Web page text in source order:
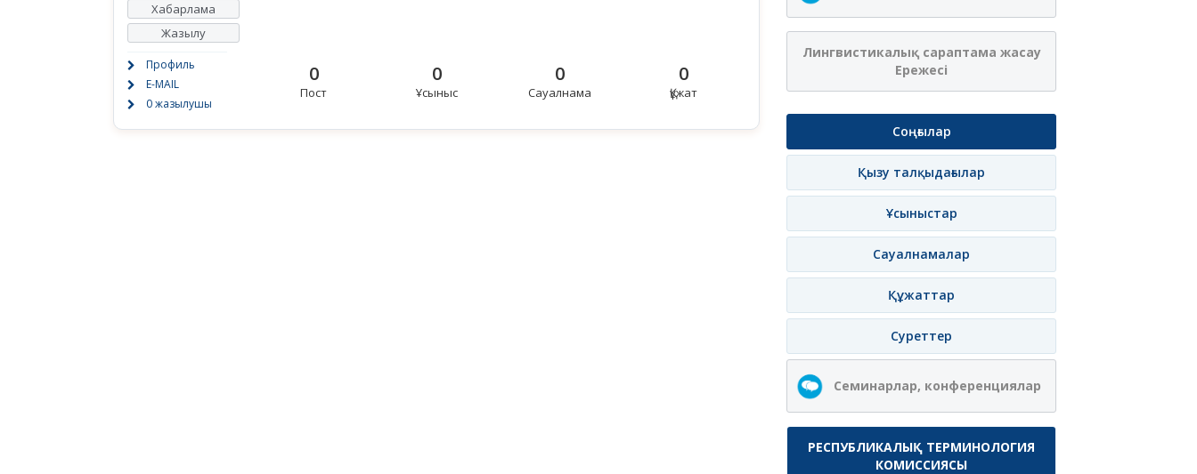
Хабарлама
Жазылу
Профиль
E-MAIL
0 жазылушы
0
Пост
0
Ұсыныс
0
Сауалнама
0
Құжат
Лингвистикалық сараптама жасау
Ережесі
Соңғылар
Қызу талқыдағылар
Ұсыныстар
Сауалнамалар
Құжаттар
Суреттер
Семинарлар, конференциялар
РЕСПУБЛИКАЛЫҚ ТЕРМИНОЛОГИЯ
КОМИССИЯСЫ